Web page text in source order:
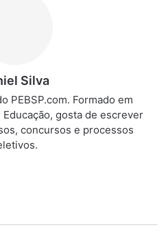
Silva
PEBSP.com. Formado em
gosta de escrever
concursos e processos